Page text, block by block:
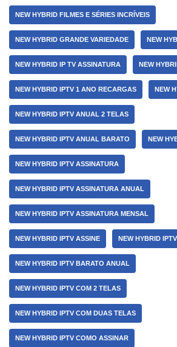
NEW HYBRID FILMES E SÉRIES INCRÍVEIS
NEW HYBRID GRANDE VARIEDADE NEW
NEW HYBRID IP TV ASSINATURA NEW
NEW HYBRID IPTV 1 ANO RECARGAS NEW
NEW HYBRID IPTV ANUAL 2 TELAS
NEW HYBRID IPTV ANUAL BARATO NEW
NEW HYBRID IPTV ASSINATURA
NEW HYBRID IPTV ASSINATURA ANUAL
NEW HYBRID IPTV ASSINATURA MENSAL
NEW HYBRID IPTV ASSINE NEW HYBRID
NEW HYBRID IPTV BARATO ANUAL
NEW HYBRID IPTV COM 2 TELAS
NEW HYBRID IPTV COM DUAS TELAS
NEW HYBRID IPTV COMO ASSINAR